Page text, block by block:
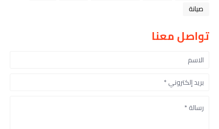
صيانة
تواصل معنا